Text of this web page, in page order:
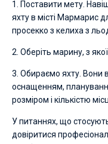
1. Поставити мету.
яхту в місті Мармарис
просекко з келиха з
2. Оберіть марину, з якої
3. Обираємо яхту. Вони
оснащенням,
розміром і кількістю
У питаннях, що
довіритися